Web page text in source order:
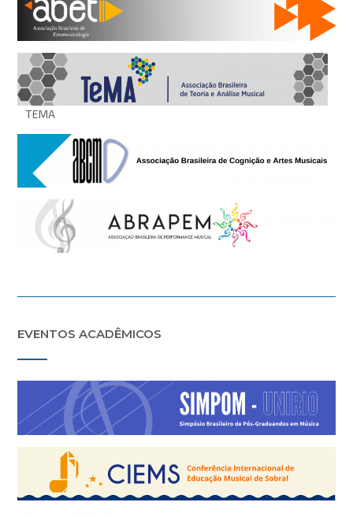
TEMA
EVENTOS ACADÊMICOS